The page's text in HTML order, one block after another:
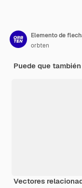
Elemento de
orbten
Puede que
Vectores